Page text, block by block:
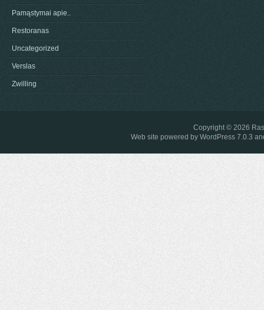
Pamąstymai apie..
Restoranas
Uncategorized
Verslas
Zwilling
Copyright © 2026
Web site powered by WordPress 7.0.3